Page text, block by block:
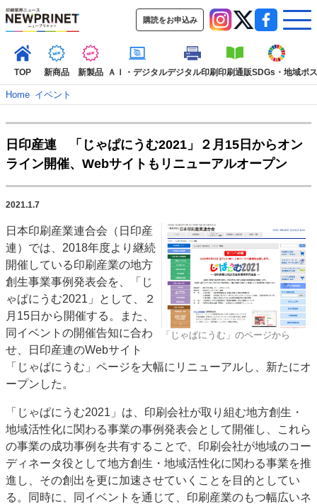
購読をお申込み
TOP 新商品 新製品 ＡＩ・デジタルデジタル印刷印刷通販SDGs・地域ポ
TOP
新着記事 特集記事
動画コンテンツ
インタビュー
コレクション
デジタル印刷
SDGs・地域
ポストプレス ビジネス イベント 信用情報
業界
市場・統計
人事・移転・異動・訃報
特集記事カテゴリー一覧
2022 見える化・MIS特集
特集・デジタル印刷 アイデアで勝負！ ～多様なビジネス・多彩な商材～
JAPAN PACK 2023 特集
中古印刷機・製本機特集
特集・デジタル印刷 ～ 新成長軌道を描く
発刊案内
JFPI印刷用語集 印刷機材年鑑
運営
会社案内
購読・購入申し込み
サイトポリシー
お問い合わせ
Home–イベント
日印産連 「じゃぱにうむ2021」２月15日からオン
ライン開催、Webサイトもリニューアルオープン
2021.1.7
「じゃぱにうむ」のページから
日本印刷産業連合会（日印産
連）では、2018年度より継続
開催している印刷産業の地方
創生事業事例発表会を、「じ
ゃぱにうむ2021」として、２
月15日から開催する。また、
同イベントの開催告知に合わ
せ、日印産連のWebサイト
「じゃぱにうむ」ページを大幅にリニューアルし、新たにオ
ープンした。
「じゃぱにうむ2021」は、印刷会社が取り組む地方創生・
地域活性化に関わる事業の事例発表会として開催し、これら
の事業の成功事例を共有することで、印刷会社が地域のコー
ディネータ役として地方創生・地域活性化に関わる事業を推
進し、その創出を更に加速させていくことを目的としてい
る。同時に、同イベントを通じて、印刷産業のもつ幅広いネ